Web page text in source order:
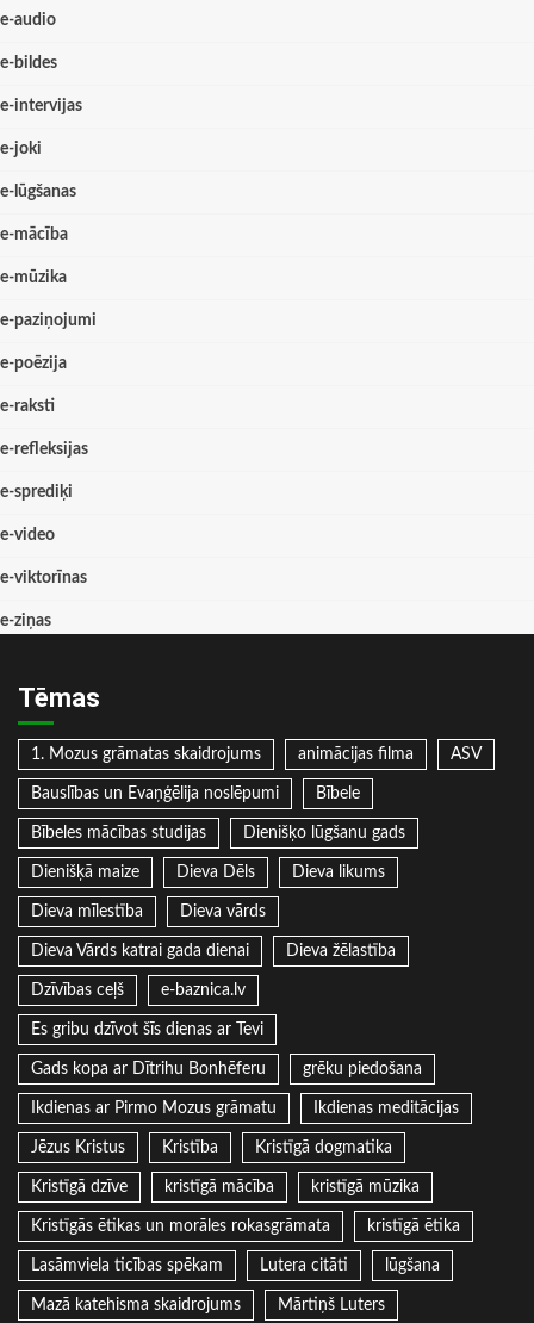
e-audio
e-bildes
e-intervijas
e-joki
e-lūgšanas
e-mācība
e-mūzika
e-paziņojumi
e-poēzija
e-raksti
e-refleksijas
e-sprediķi
e-video
e-viktorīnas
e-ziņas
Tēmas
1. Mozus grāmatas skaidrojums animācijas filma ASV
Bauslības un Evaņģēlija noslēpumi Bībele
Bībeles mācības studijas Dienišķo lūgšanu gads
Dienišķā maize Dieva Dēls Dieva likums
Dieva mīlestība Dieva vārds
Dieva Vārds katrai gada dienai Dieva žēlastība
Dzīvības ceļš e-baznica.lv
Es gribu dzīvot šīs dienas ar Tevi
Gads kopa ar Dītrihu Bonhēferu grēku piedošana
Ikdienas ar Pirmo Mozus grāmatu Ikdienas meditācijas
Jēzus Kristus Kristība Kristīgā dogmatika
Kristīgā dzīve kristīgā mācība kristīgā mūzika
Kristīgās ētikas un morāles rokasgrāmata kristīgā ētika
Lasāmviela ticības spēkam Lutera citāti lūgšana
Mazā katehisma skaidrojums Mārtiņš Luters